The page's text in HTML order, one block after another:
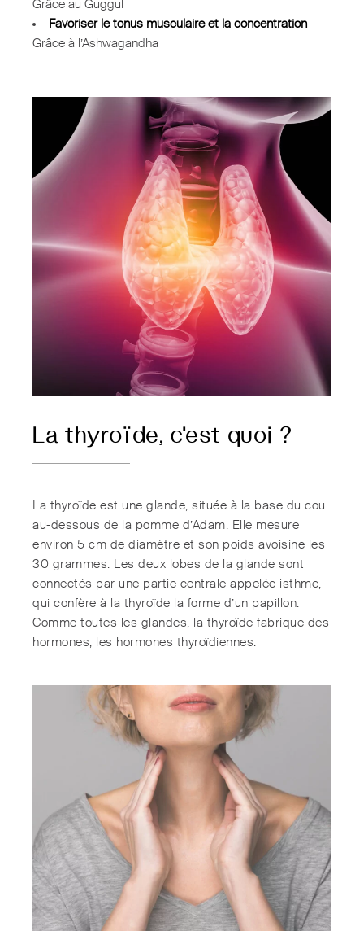
Grâce au Guggul
Favoriser le tonus musculaire et la concentration
Grâce à l’Ashwagandha
La thyroïde, c'est quoi ?
La thyroïde est une glande, située à la base du cou
au-dessous de la pomme d’Adam. Elle mesure
environ 5 cm de diamètre et son poids avoisine les
30 grammes. Les deux lobes de la glande sont
connectés par une partie centrale appelée isthme,
qui confère à la thyroïde la forme d’un papillon.
Comme toutes les glandes, la thyroïde fabrique des
hormones, les hormones thyroïdiennes.